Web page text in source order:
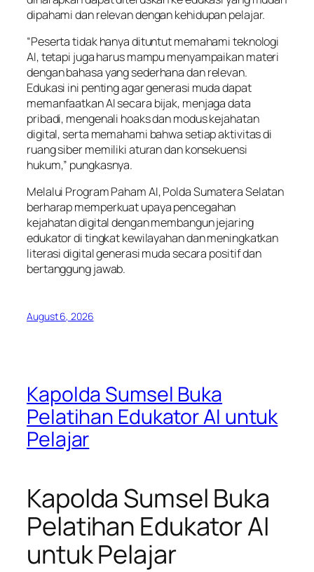
dipahami dan relevan dengan kehidupan pelajar.
“Peserta tidak hanya dituntut memahami teknologi
AI, tetapi juga harus mampu menyampaikan materi
dengan bahasa yang sederhana dan relevan.
Edukasi ini penting agar generasi muda dapat
memanfaatkan AI secara bijak, menjaga data
pribadi, mengenali hoaks dan modus kejahatan
digital, serta memahami bahwa setiap aktivitas di
ruang siber memiliki aturan dan konsekuensi
hukum,” pungkasnya.
Melalui Program Paham AI, Polda Sumatera Selatan
berharap memperkuat upaya pencegahan
kejahatan digital dengan membangun jejaring
edukator di tingkat kewilayahan dan meningkatkan
literasi digital generasi muda secara positif dan
bertanggung jawab.
August 6, 2026
Kapolda Sumsel Buka
Pelatihan Edukator AI untuk
Pelajar
Kapolda Sumsel Buka
Pelatihan Edukator AI
untuk Pelajar